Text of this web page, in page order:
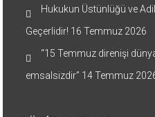
Hukukun Üstünlüğü ve
Geçerlidir! 16 Temmuz 2026
“15 Temmuz direnişi
emsalsizdir” 14 Temmuz